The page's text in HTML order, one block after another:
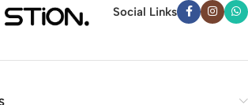
Social Links